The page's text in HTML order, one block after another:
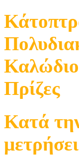
Πρίζες
Κατά